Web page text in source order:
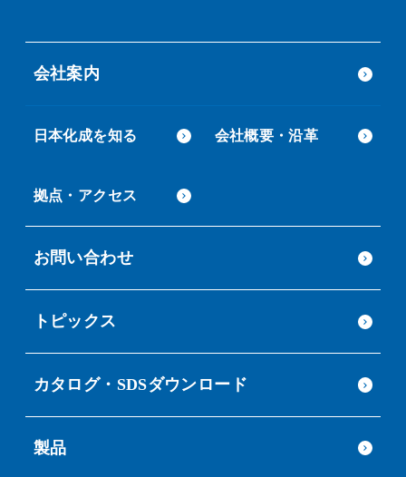
会社案内
日本化成を知る 会社概要・沿革
拠点・アクセス
お問い合わせ
トピックス
カタログ・SDSダウンロード
製品